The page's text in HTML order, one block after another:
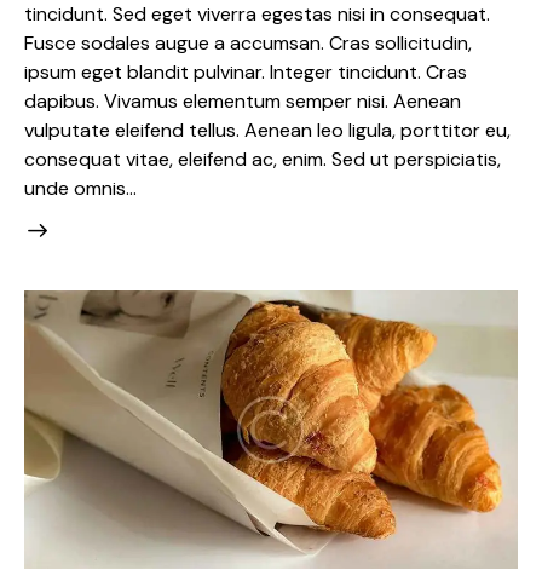
tincidunt. Sed eget viverra egestas nisi in consequat.
Fusce sodales augue a accumsan. Cras sollicitudin,
ipsum eget blandit pulvinar. Integer tincidunt. Cras
dapibus. Vivamus elementum semper nisi. Aenean
vulputate eleifend tellus. Aenean leo ligula, porttitor eu,
consequat vitae, eleifend ac, enim. Sed ut perspiciatis,
unde omnis…